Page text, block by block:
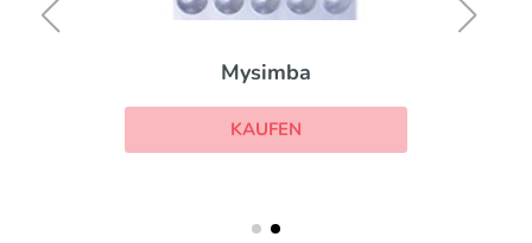
Xenical
KAUFEN